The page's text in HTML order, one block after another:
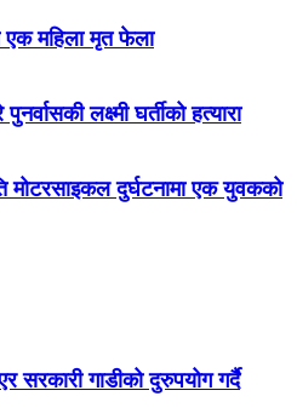
एक महिला मृत फेला
लक्ष्मी घर्तीको हत्यारा
मोटरसाइकल दुर्घटनामा एक युवकको
सरकारी गाडीको दुरुपयोग गर्दै